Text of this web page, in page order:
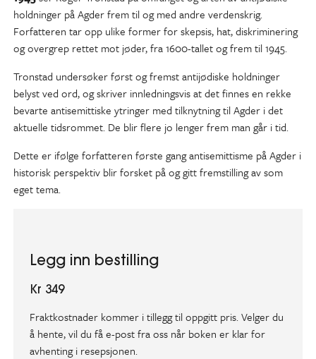
holdninger på Agder frem til og med andre verdenskrig.
Forfatteren tar opp ulike former for skepsis, hat, diskriminering
og overgrep rettet mot jøder, fra 1600-tallet og frem til 1945.
Tronstad undersøker først og fremst antijødiske holdninger
belyst ved ord, og skriver innledningsvis at det finnes en rekke
bevarte antisemittiske ytringer med tilknytning til Agder i det
aktuelle tidsrommet. De blir flere jo lenger frem man går i tid.
Dette er ifølge forfatteren første gang antisemittisme på Agder i
historisk perspektiv blir forsket på og gitt fremstilling av som
eget tema.
Legg inn bestilling
Kr 349
Fraktkostnader kommer i tillegg til oppgitt pris. Velger du
å hente, vil du få e-post fra oss når boken er klar for
avhenting i resepsjonen.